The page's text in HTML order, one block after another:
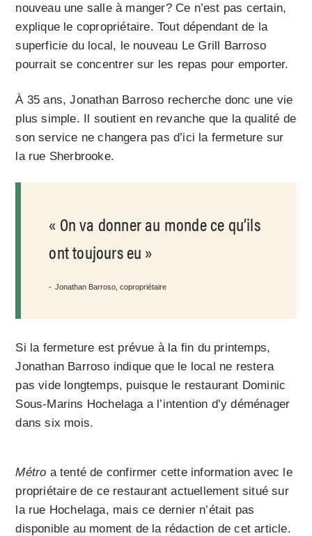
nouveau une salle à manger? Ce n’est pas certain,
explique le copropriétaire. Tout dépendant de la
superficie du local, le nouveau Le Grill Barroso
pourrait se concentrer sur les repas pour emporter.
À 35 ans, Jonathan Barroso recherche donc une vie
plus simple. Il soutient en revanche que la qualité de
son service ne changera pas d’ici la fermeture sur
la rue Sherbrooke.
On va donner au monde ce qu’ils
ont toujours eu
Jonathan Barroso, copropriétaire
Si la fermeture est prévue à la fin du printemps,
Jonathan Barroso indique que le local ne restera
pas vide longtemps, puisque le restaurant Dominic
Sous-Marins Hochelaga a l’intention d’y déménager
dans six mois.
Métro a tenté de confirmer cette information avec le
propriétaire de ce restaurant actuellement situé sur
la rue Hochelaga, mais ce dernier n’était pas
disponible au moment de la rédaction de cet article.